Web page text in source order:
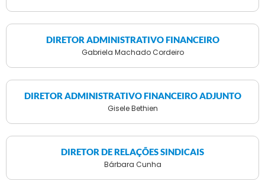
DIRETOR ADMINISTRATIVO FINANCEIRO
Gabriela Machado Cordeiro
DIRETOR ADMINISTRATIVO FINANCEIRO ADJUNTO
Gisele Bethien
DIRETOR DE RELAÇÕES SINDICAIS
Bárbara Cunha